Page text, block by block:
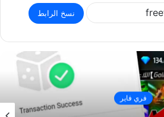
نسخ الرابط
فري فاير